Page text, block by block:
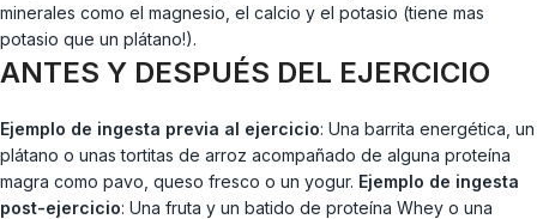
minerales como el magnesio, el calcio y el potasio (tiene mas
potasio que un plátano!).
ANTES Y DESPUÉS DEL EJERCICIO
Ejemplo de ingesta previa al ejercicio: Una barrita energética, un
plátano o unas tortitas de arroz acompañado de alguna proteína
magra como pavo, queso fresco o un yogur. Ejemplo de ingesta
post-ejercicio: Una fruta y un batido de proteína Whey o una